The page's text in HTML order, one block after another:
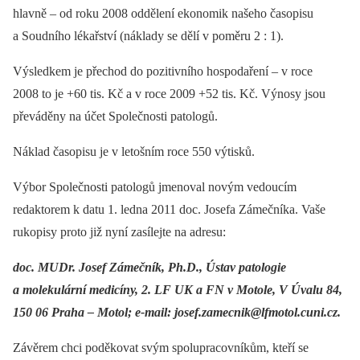
hlavně –⁠ od roku 2008 oddělení ekonomik našeho časopisu
a Soudního lékařství (náklady se dělí v poměru 2 : 1).
Výsledkem je přechod do pozitivního hospodaření –⁠ v roce
2008 to je +60 tis. Kč a v roce 2009 +52 tis. Kč. Výnosy jsou
převáděny na účet Společnosti patologů.
Náklad časopisu je v letošním roce 550 výtisků.
Výbor Společnosti patologů jmenoval novým vedoucím
redaktorem k datu 1. ledna 2011 doc. Josefa Zámečníka. Vaše
rukopisy proto již nyní zasílejte na adresu:
doc. MUDr. Josef Zámečník, Ph.D., Ústav patologie
a molekulární medicíny, 2. LF UK a FN v Motole, V Úvalu 84,
150 06 Praha –⁠ Motol; e-mail: josef.zamecnik@lfmotol.cuni.cz.
Závěrem chci poděkovat svým spolupracovníkům, kteří se